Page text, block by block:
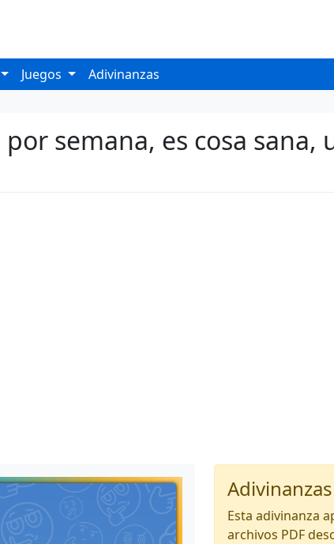
Juegos Adivinanzas
semana, es cosa sana,
Esta adivinanza
archivos PDF